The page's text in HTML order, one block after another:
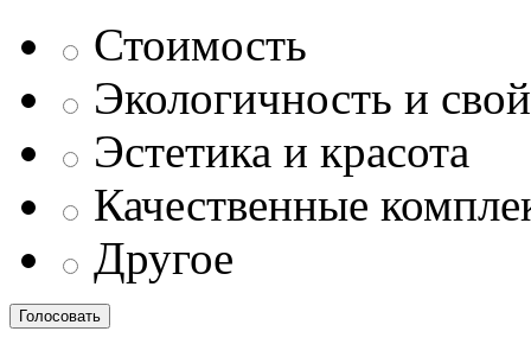
Стоимость
Экологичность и
Эстетика и красота
Качественные
Другое